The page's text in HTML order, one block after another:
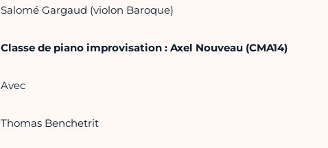
Salomé Gargaud (violon Baroque)
Classe de piano improvisation : Axel Nouveau (CMA14)
Avec
Thomas Benchetrit